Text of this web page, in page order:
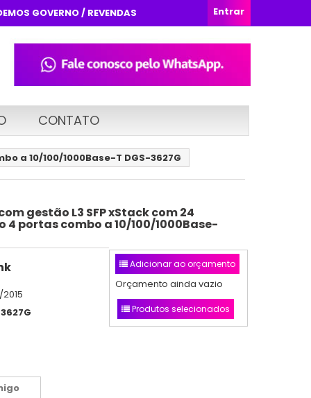
Entrar
GOVERNO / REVENDAS
CONTATO
a 10/100/1000Base-T DGS-3627G
gestão L3 SFP xStack com 24
portas combo a 10/100/1000Base-
Adicionar ao orçamento
Orçamento ainda vazio
Produtos selecionados